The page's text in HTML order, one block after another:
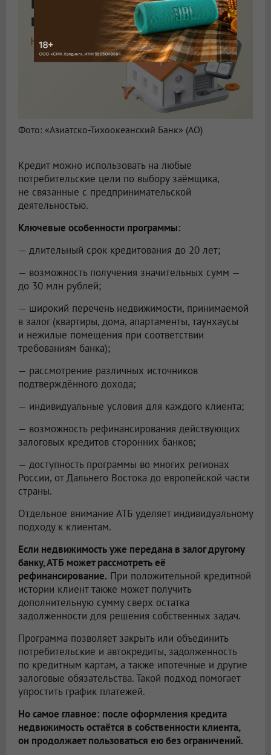
Фото: «Азиатско-Тихоокеанский Банк» (АО)
Кредит можно использовать на любые
потребительские цели по выбору заёмщика,
не связанные с предпринимательской
деятельностью.
Ключевые особенности программы:
— длительный срок кредитования до 20 лет;
— возможность получения значительных сумм —
до 30 млн рублей;
— широкий перечень недвижимости, принимаемой
в залог (квартиры, дома, апартаменты, таунхаусы
и нежилые помещения при соответствии
требованиям банка);
— рассмотрение различных источников
подтверждённого дохода;
— индивидуальные условия для каждого клиента;
— возможность рефинансирования действующих
залоговых кредитов сторонних банков;
— доступность программы во многих регионах
России, от Дальнего Востока до европейской части
страны.
Отдельное внимание АТБ уделяет индивидуальному
подходу к клиентам.
Если недвижимость уже передана в залог другому
банку, АТБ может рассмотреть её
рефинансирование. При положительной кредитной
истории клиент также может получить
дополнительную сумму сверх остатка
задолженности для решения собственных задач.
Программа позволяет закрыть или объединить
потребительские и автокредиты, задолженность
по кредитным картам, а также ипотечные и другие
залоговые обязательства. Такой подход помогает
упростить график платежей.
Но самое главное: после оформления кредита
недвижимость остаётся в собственности клиента,
он продолжает пользоваться ею без ограничений.